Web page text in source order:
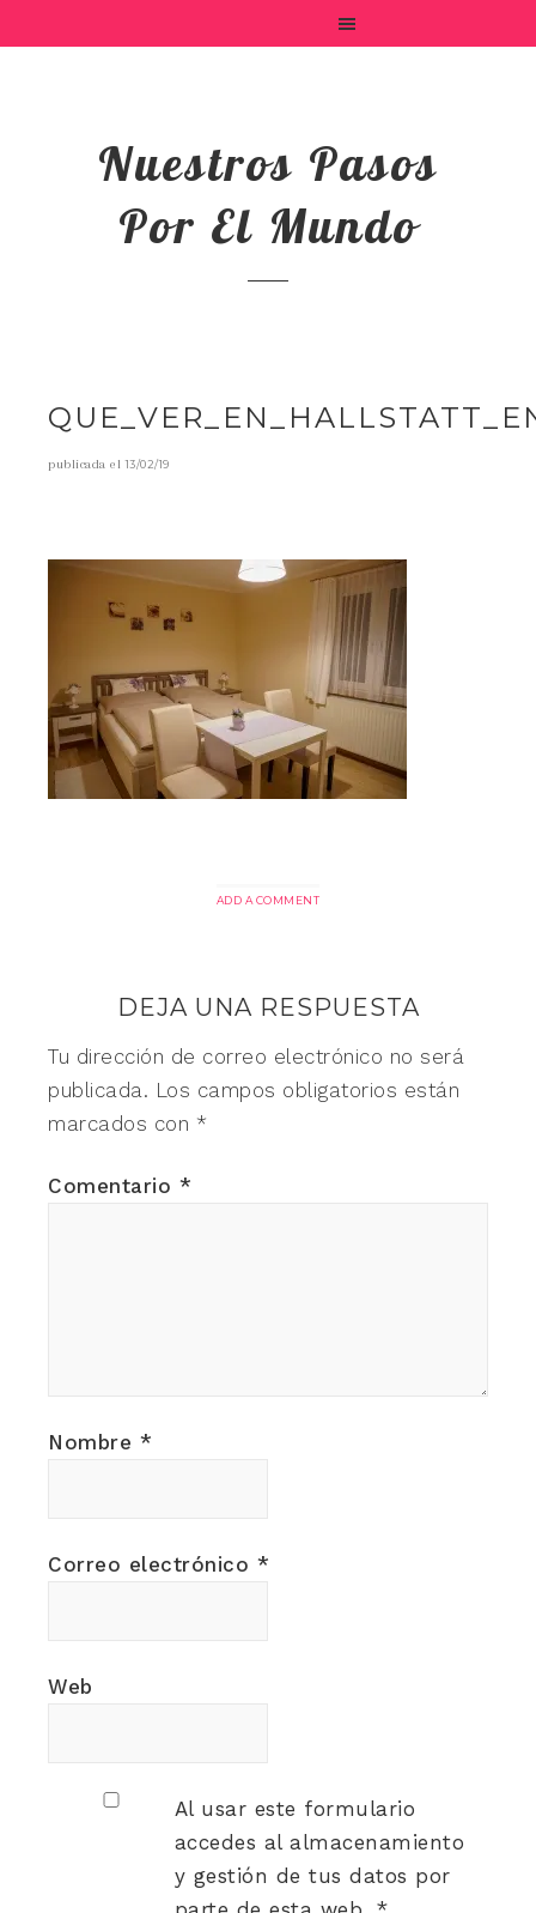
Nuestros Pasos
Por El Mundo
publicada el13/02/19
ADD A COMMENT
DEJA UNA RESPUESTA
Tu dirección de correo electrónico no será
publicada. Los campos obligatorios están
marcados con *
Comentario *
Nombre *
Correo electrónico *
Web
Al usar este formulario
accedes al almacenamiento
y gestión de tus datos por